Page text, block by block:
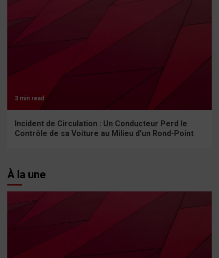
3 min read
Incident de Circulation : Un Conducteur Perd le
Contrôle de sa Voiture au Milieu d’un Rond-Point
À la une